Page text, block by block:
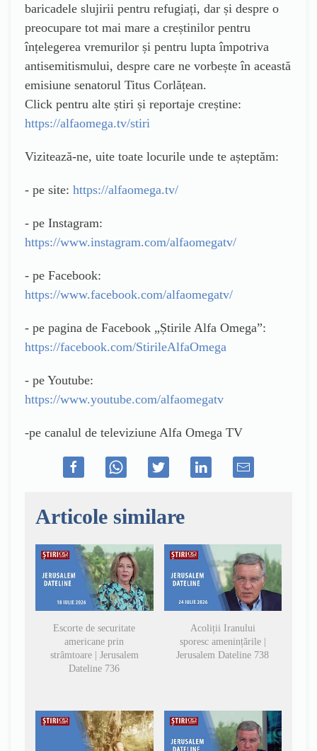
baricadele slujirii pentru refugiați, dar și despre o
preocupare tot mai mare a creștinilor pentru
înțelegerea vremurilor și pentru lupta împotriva
antisemitismului, despre care ne vorbește în această
emisiune senatorul Titus Corlățean.
Click pentru alte știri și reportaje creștine:
https://alfaomega.tv/stiri
Vizitează-ne, uite toate locurile unde te așteptăm:
- pe site: https://alfaomega.tv/
- pe Instagram:
https://www.instagram.com/alfaomegatv/
- pe Facebook:
https://www.facebook.com/alfaomegatv/
- pe pagina de Facebook „Știrile Alfa Omega”:
https://facebook.com/StirileAlfaOmega
- pe Youtube:
https://www.youtube.com/alfaomegatv
-pe canalul de televiziune Alfa Omega TV
Articole similare
Escorte de securitate
americane prin
strâmtoare | Jerusalem
Dateline 736
Acoliții Iranului
sporesc amenințările |
Jerusalem Dateline 738